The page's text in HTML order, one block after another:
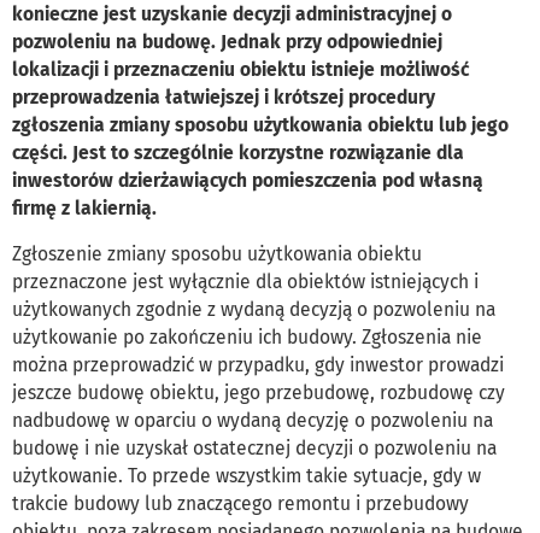
konieczne jest uzyskanie decyzji administracyjnej o
pozwoleniu na budowę. Jednak przy odpowiedniej
lokalizacji i przeznaczeniu obiektu istnieje możliwość
przeprowadzenia łatwiejszej i krótszej procedury
zgłoszenia zmiany sposobu użytkowania obiektu lub jego
części. Jest to szczególnie korzystne rozwiązanie dla
inwestorów dzierżawiących pomieszczenia pod własną
firmę z lakiernią.
Zgłoszenie zmiany sposobu użytkowania obiektu
przeznaczone jest wyłącznie dla obiektów istniejących i
użytkowanych zgodnie z wydaną decyzją o pozwoleniu na
użytkowanie po zakończeniu ich budowy. Zgłoszenia nie
można przeprowadzić w przypadku, gdy inwestor prowadzi
jeszcze budowę obiektu, jego przebudowę, rozbudowę czy
nadbudowę w oparciu o wydaną decyzję o pozwoleniu na
budowę i nie uzyskał ostatecznej decyzji o pozwoleniu na
użytkowanie. To przede wszystkim takie sytuacje, gdy w
trakcie budowy lub znaczącego remontu i przebudowy